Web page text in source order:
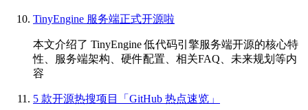
TinyEngine 服务端正式开源啦
本文介绍了 TinyEngine 低代码引擎服务端开源的核心特
性、服务端架构、硬件配置、相关FAQ、未来规划等内
容
5 款开源热搜项目「GitHub 热点速览」